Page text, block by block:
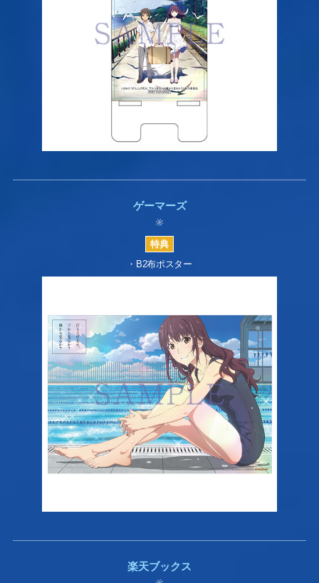
ゲーマーズ
・B2布ポスター
楽天ブックス